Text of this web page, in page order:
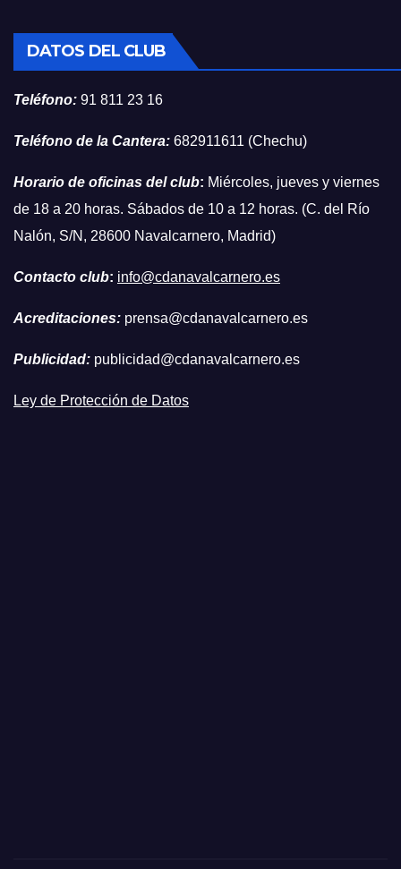
DATOS DEL CLUB
Teléfono: 91 811 23 16
Teléfono de la Cantera: 682911611 (Chechu)
Horario de oficinas del club: Miércoles, jueves y viernes
de 18 a 20 horas. Sábados de 10 a 12 horas. (C. del Río
Nalón, S/N, 28600 Navalcarnero, Madrid)
Contacto club: info@cdanavalcarnero.es
Acreditaciones: prensa@cdanavalcarnero.es
Publicidad: publicidad@cdanavalcarnero.es
Ley de Protección de Datos